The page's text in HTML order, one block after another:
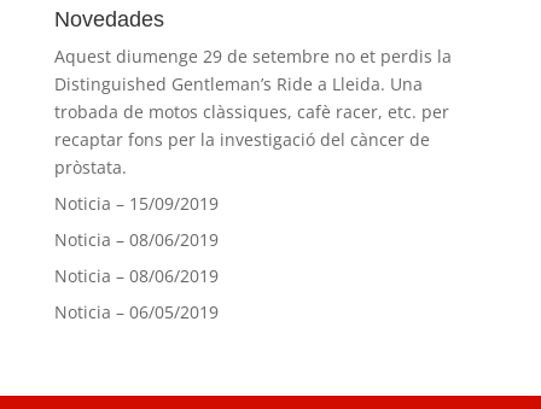
Novedades
Aquest diumenge 29 de setembre no et perdis la
Distinguished Gentleman’s Ride a Lleida. Una
trobada de motos clàssiques, cafè racer, etc. per
recaptar fons per la investigació del càncer de
pròstata.
Noticia – 15/09/2019
Noticia – 08/06/2019
Noticia – 08/06/2019
Noticia – 06/05/2019